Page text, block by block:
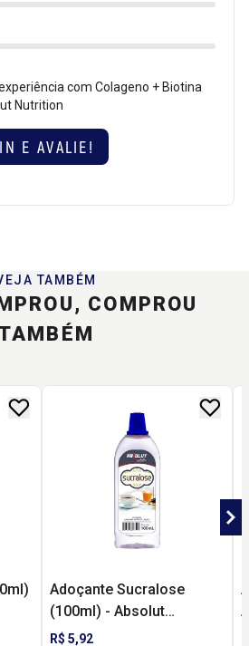
com Colageno + Biotina
Nutrition
E AVALIE!
TAMBÉM
COMPROU
Adoçante Sucralose
(100ml) - Absolut
Nutrition
R$ 5,92